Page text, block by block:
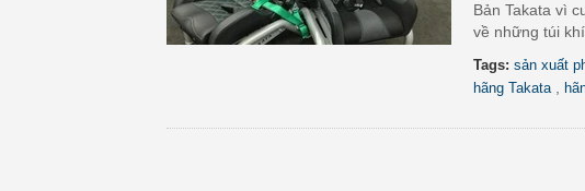
Bản Takata vì
về những túi
Tags: sản xuất
hãng Takata